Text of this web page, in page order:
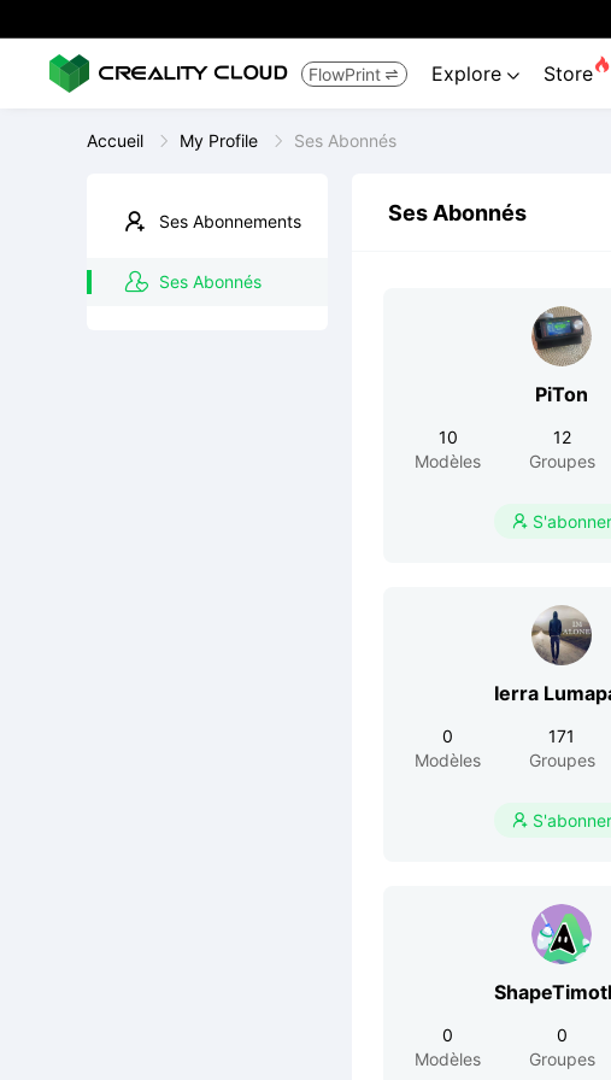
FlowPrint  Explore  Store
Accueil My Profile Ses Abonnés
Ses Abonnements
Ses Abonnés
Ses Abonnés
PiTon
10
Modèles
12
Groupes
 S'abonner
Ierra
0
Modèles
171
Groupes
 S'abonner
0
Modèles
0
Groupes